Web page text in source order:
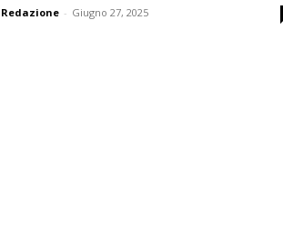
Redazione - Giugno 27, 2025